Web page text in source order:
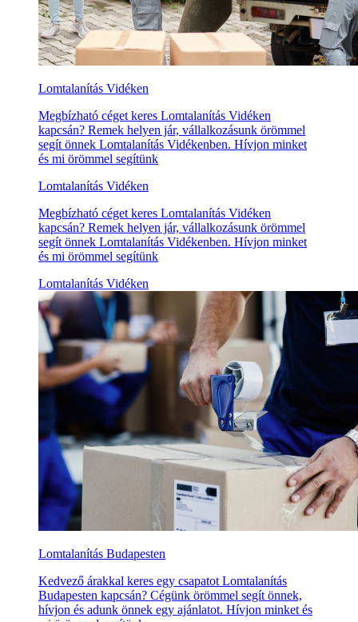
Lomtalanítás Vidéken
Megbízható céget keres Lomtalanítás Vidéken
kapcsán? Remek helyen jár, vállalkozásunk örömmel
segít önnek Lomtalanítás Vidékenben. Hívjon minket
és mi örömmel segítünk
Lomtalanítás Vidéken
Megbízható céget keres Lomtalanítás Vidéken
kapcsán? Remek helyen jár, vállalkozásunk örömmel
segít önnek Lomtalanítás Vidékenben. Hívjon minket
és mi örömmel segítünk
Lomtalanítás Vidéken
Lomtalanítás Budapesten
Kedvező árakkal keres egy csapatot Lomtalanítás
Budapesten kapcsán? Cégünk örömmel segít önnek,
hívjon és adunk önnek egy ajánlatot. Hívjon minket és